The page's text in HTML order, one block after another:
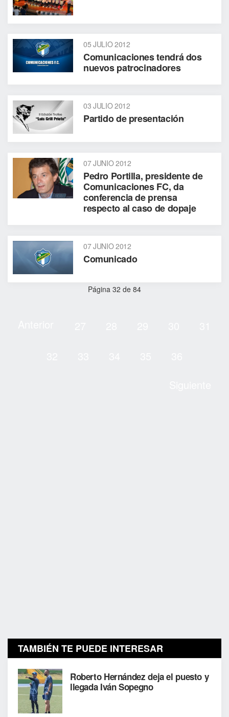
05 JULIO 2012
Comunicaciones tendrá dos
nuevos patrocinadores
03 JULIO 2012
Partido de presentación
07 JUNIO 2012
Pedro Portilla, presidente de
Comunicaciones FC, da
conferencia de prensa
respecto al caso de dopaje
07 JUNIO 2012
Comunicado
Página 32 de 84
TAMBIÉN TE PUEDE INTERESAR
Roberto Hernández deja el puesto y
llegada Iván Sopegno